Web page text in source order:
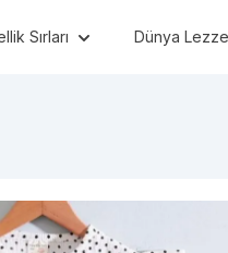
Sırları Dünya